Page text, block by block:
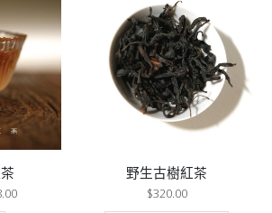
野生古樹紅茶
$320.00